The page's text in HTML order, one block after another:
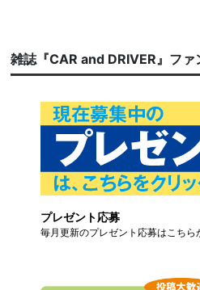
雑誌『CAR and DRIVER』ファ
プレゼント応募
毎月更新のプレゼント応募はこちら